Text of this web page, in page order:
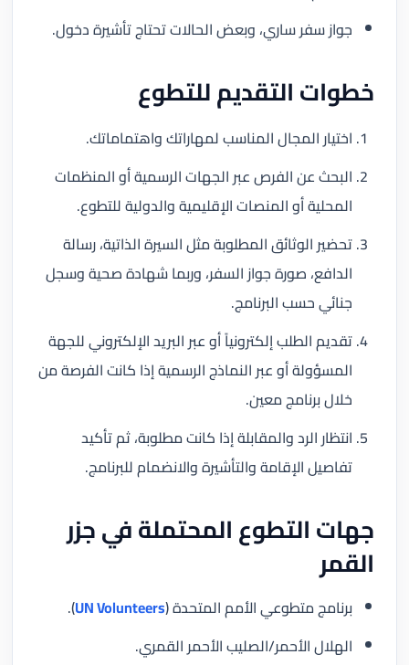
جواز سفر ساري، وبعض الحالات تحتاج تأشيرة دخول.
خطوات التقديم للتطوع
اختيار المجال المناسب لمهاراتك واهتماماتك.
البحث عن الفرص عبر الجهات الرسمية أو المنظمات
المحلية أو المنصات الإقليمية والدولية للتطوع.
تحضير الوثائق المطلوبة مثل السيرة الذاتية، رسالة
الدافع، صورة جواز السفر، وربما شهادة صحية وسجل
جنائي حسب البرنامج.
تقديم الطلب إلكترونياً أو عبر البريد الإلكتروني للجهة
المسؤولة أو عبر النماذج الرسمية إذا كانت الفرصة من
خلال برنامج معين.
انتظار الرد والمقابلة إذا كانت مطلوبة، ثم تأكيد
تفاصيل الإقامة والتأشيرة والانضمام للبرنامج.
جهات التطوع المحتملة في جزر
القمر
برنامج متطوعي الأمم المتحدة (UN Volunteers
).
الهلال الأحمر/الصليب الأحمر القمري.